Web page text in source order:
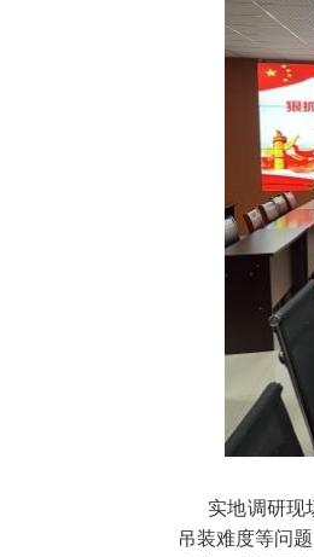
实地调研现场
吊装难度等问